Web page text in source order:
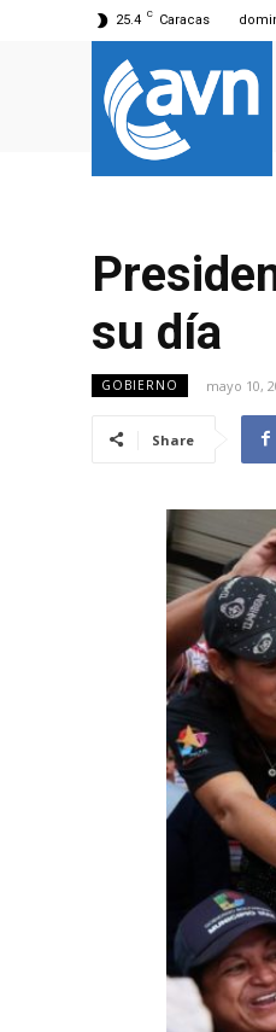
25.4 C Caracas
su día
GOBIERNO mayo 10,
Share